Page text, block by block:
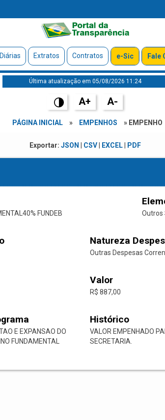
Diárias Extratos Contratos e-Sic Fale
Última atualização em 05/08/2026 11:24
A+ A-
PÁGINA INICIAL » EMPENHOS » EMPENHO
Exportar: JSON CSV| EXCEL| PDF
FUNDEB Outros
Natureza
Outras Despesas
Valor
R$ 887,00
E EXPANSAO DO
FUNDAMENTAL
Histórico
VALOR EMPENHADO
SECRETARIA.